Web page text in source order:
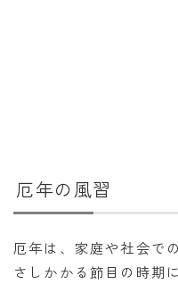
厄年の風習
厄年は、家庭や社会で
さしかかる節目の時期